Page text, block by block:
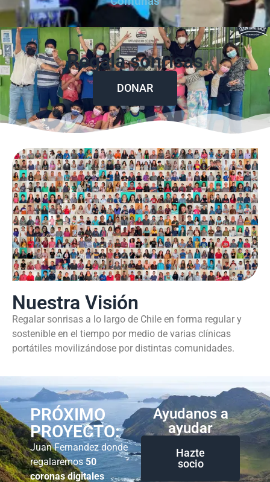
Regala sonrisas
DONAR
Nuestra Visión
Regalar sonrisas a lo largo de Chile en forma regular y
sostenible en el tiempo por medio de varias clínicas
portátiles movilizándose por distintas comunidades.
PRÓXIMO
PROYECTO:
Juan Fernandez donde
regalaremos 50
coronas digitales
Ayudanos a
ayudar
Hazte
socio